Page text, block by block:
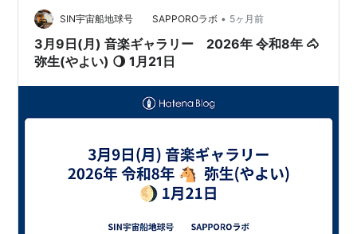
SIN宇宙船地球号 SAPPOROラボ • 5ヶ月前
3月9日(月) 音楽ギャラリー 2026年 令和8年 🐴
弥生(やよい) 🌖 1月21日